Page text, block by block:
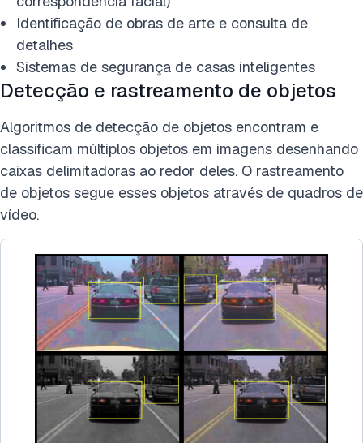
Identificação de obras de arte e consulta de
detalhes
Sistemas de segurança de casas inteligentes
Detecção e rastreamento de objetos
Algoritmos de detecção de objetos encontram e
classificam múltiplos objetos em imagens desenhando
caixas delimitadoras ao redor deles. O rastreamento
de objetos segue esses objetos através de quadros de
vídeo.